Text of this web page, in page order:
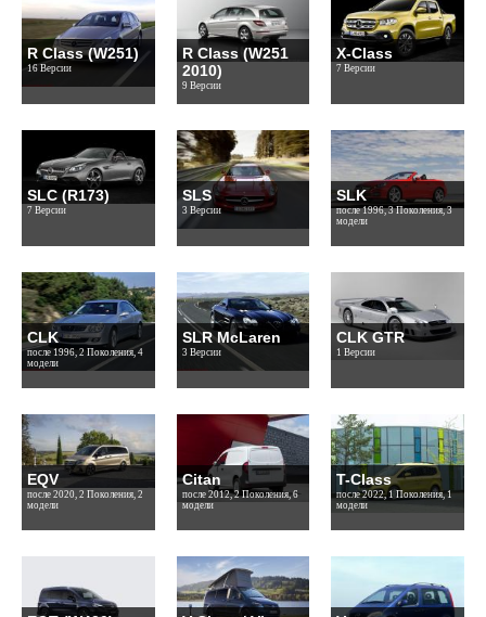
R Class (W251)
16 Версии
R Class (W251
2010)
9 Версии
X-Class
7 Версии
SLC (R173)
7 Версии
SLS
3 Версии
SLK
после 1996, 3 Поколения, 3
модели
CLK
после 1996, 2 Поколения, 4
модели
SLR McLaren
3 Версии
CLK GTR
1 Версии
EQV
после 2020, 2 Поколения, 2
модели
Citan
после 2012, 2 Поколения, 6
модели
T-Class
после 2022, 1 Поколения, 1
модели